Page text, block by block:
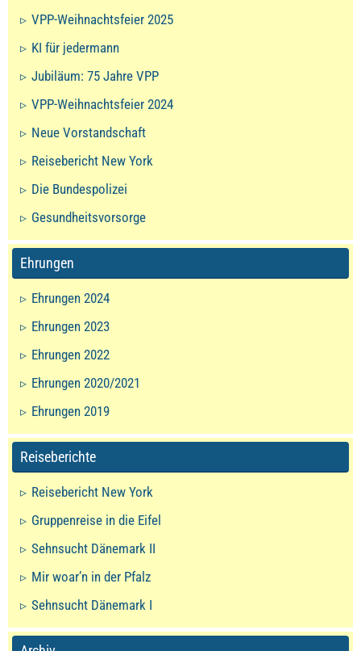
VPP-Weihnachtsfeier 2025
KI für jedermann
Jubiläum: 75 Jahre VPP
VPP-Weihnachtsfeier 2024
Neue Vorstandschaft
Reisebericht New York
Die Bundespolizei
Gesundheitsvorsorge
Ehrungen
Ehrungen 2024
Ehrungen 2023
Ehrungen 2022
Ehrungen 2020/2021
Ehrungen 2019
Reiseberichte
Reisebericht New York
Gruppenreise in die Eifel
Sehnsucht Dänemark II
Mir woar’n in der Pfalz
Sehnsucht Dänemark I